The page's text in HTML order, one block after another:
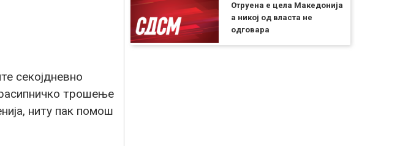
секојдневно
трошење
ниту пак помош
Отруена е цела Македонија
а никој од власта не
одговара